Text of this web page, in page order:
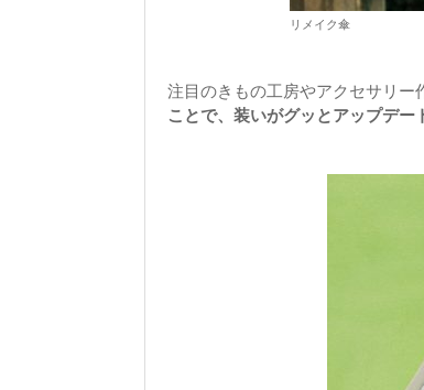
リメイク傘
注目のきもの工房やアクセサリー
ことで、装いがグッとアップデー